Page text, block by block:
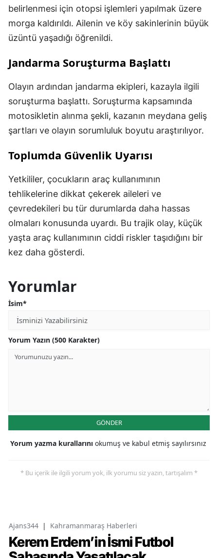
belirlenmesi için otopsi işlemleri yapılmak üzere
morga kaldırıldı. Ailenin ve köy sakinlerinin büyük
üzüntü yaşadığı öğrenildi.
Jandarma Soruşturma Başlattı
Olayın ardından jandarma ekipleri, kazayla ilgili
soruşturma başlattı. Soruşturma kapsamında
motosikletin alınma şekli, kazanın meydana geliş
şartları ve olayın sorumluluk boyutu araştırılıyor.
Toplumda Güvenlik Uyarısı
Yetkililer, çocukların araç kullanımının
tehlikelerine dikkat çekerek aileleri ve
çevredekileri bu tür durumlarda daha hassas
olmaları konusunda uyardı. Bu trajik olay, küçük
yaşta araç kullanımının ciddi riskler taşıdığını bir
kez daha gösterdi.
Yorumlar
İsim*
Yorum Yazın (500 Karakter)
GÖNDER
Yorum yazma kurallarını okumuş ve kabul etmiş sayılırsınız
* Bu içerik ile ilgili yorum yok, ilk yorumu siz yazın, tartışalım *
Ajans344 | Kahramanmaraş Haberleri
Kerem Erdem’in İsmi Futbol